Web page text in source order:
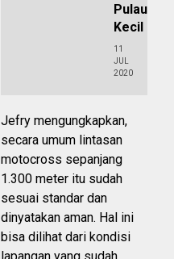
Pulau
Kecil
11
JUL
2020
Jefry mengungkapkan,
secara umum lintasan
motocross sepanjang
1.300 meter itu sudah
sesuai standar dan
dinyatakan aman. Hal ini
bisa dilihat dari kondisi
lapangan yang sudah